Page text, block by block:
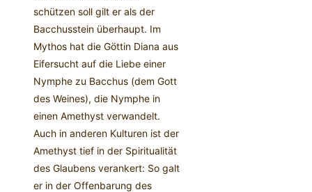
schützen soll gilt er als der
Bacchusstein überhaupt. Im
Mythos hat die Göttin Diana aus
Eifersucht auf die Liebe einer
Nymphe zu Bacchus (dem Gott
des Weines), die Nymphe in
einen Amethyst verwandelt.
Auch in anderen Kulturen ist der
Amethyst tief in der Spiritualität
des Glaubens verankert: So galt
er in der Offenbarung des